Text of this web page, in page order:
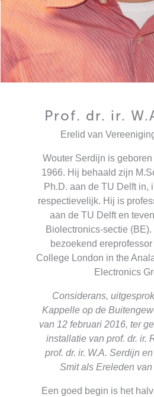
Prof. dr. ir.
Erelid van
Wouter Serdijn is
1966. Hij behaald zijn
Ph.D. aan de TU Delft in,
respectievelijk. Hij is
aan de TU Delft en
Biolectronics-sectie
bezoekend
College London in the
Electronics
Considerans,
Kappelle op de
van 12 februari 2016, ter
installatie van prof. dr. ir.
prof. dr. ir. W.A. Serdijn
Smit als Ereleden
Een goed begin is het